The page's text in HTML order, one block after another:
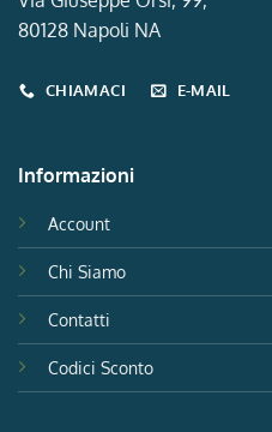
80128 Napoli NA
CHIAMACI E-MAIL
Informazioni
Account
Chi Siamo
Contatti
Codici Sconto